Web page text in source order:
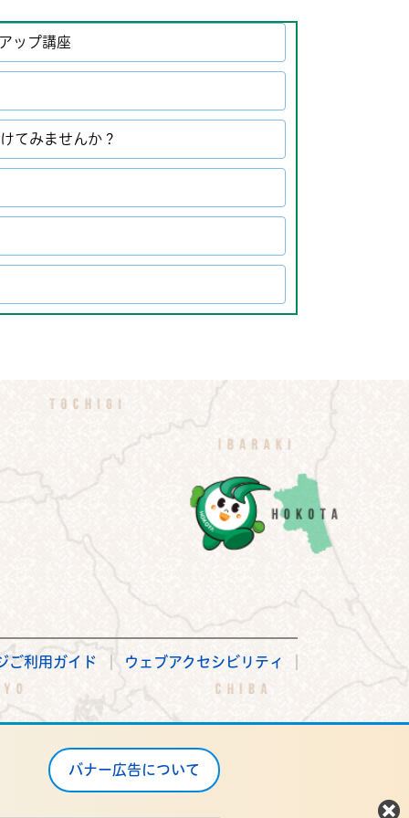
ップ講座
てみませんか？
ご利用ガイド ウェブアクセシビリティ
バナー広告について